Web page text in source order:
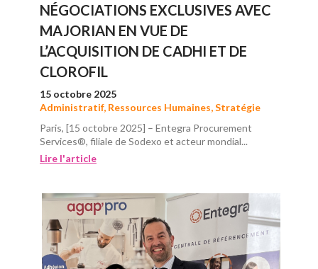
NÉGOCIATIONS EXCLUSIVES AVEC
MAJORIAN EN VUE DE
L’ACQUISITION DE CADHI ET DE
CLOROFIL
15 octobre 2025
Administratif, Ressources Humaines,Stratégie
Paris, [15 octobre 2025] – Entegra Procurement
Services®, filiale de Sodexo et acteur mondial...
Lire l'article